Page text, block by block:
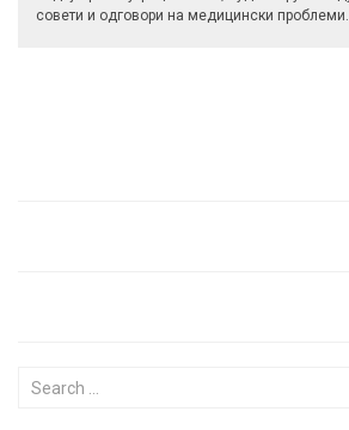
совети и одговори на медицински проблеми.
Search for: